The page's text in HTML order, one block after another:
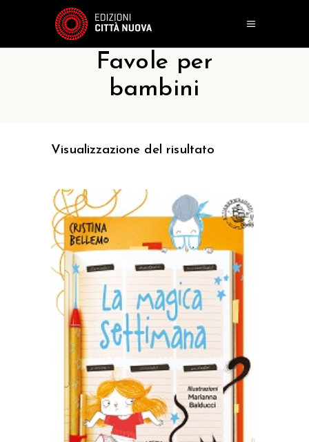
Favole per
bambini
Visualizzazione del risultato
AGGIUNGI AL CARRELLO